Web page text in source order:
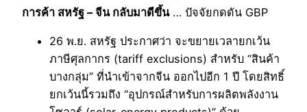
การค้า สหรัฐ – จีน กลับมาดีขึ้น… ปัจจัยกดดัน GBP
26 พ.ย. สหรัฐ ประกาศว่า จะขยายเวลายกเว้น
ภาษีศุลกากร (tariff exclusions) สำหรับ “สินค้า
บางกลุ่ม” ที่นำเข้าจากจีน ออกไปอีก 1 ปี โดยสิทธิ์
ยกเว้นนี้รวมถึง “อุปกรณ์สำหรับการผลิตพลังงาน